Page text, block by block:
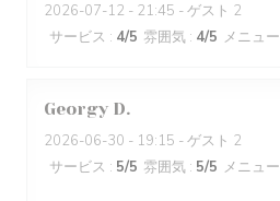
2026-07-12 - 21:45 - ゲスト 2
サービス : 4/5 雰囲気 : 4/5 メニュー
Georgy D
2026-06-30 - 19:15 - ゲスト 2
サービス : 5/5 雰囲気 : 5/5 メニュー